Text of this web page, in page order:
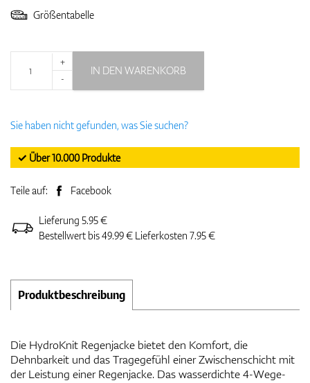
Größentabelle
+
-
IN DEN WARENKORB
Sie haben nicht gefunden, was Sie suchen?
✓ Über 10.000 Produkte
Teile auf: Facebook
Lieferung 5.95 €
Bestellwert bis 49.99 € Lieferkosten 7.95 €
Produktbeschreibung
Die HydroKnit Regenjacke bietet den Komfort, die
Dehnbarkeit und das Tragegefühl einer Zwischenschicht mit
der Leistung einer Regenjacke. Das wasserdichte 4-Wege-